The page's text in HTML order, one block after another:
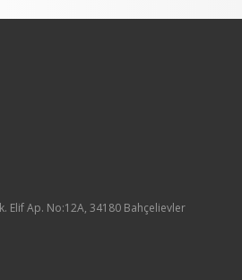
Elif Ap. No:12A, 34180 Bahçelievler